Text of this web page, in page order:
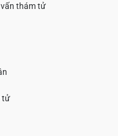
thám tử
tử